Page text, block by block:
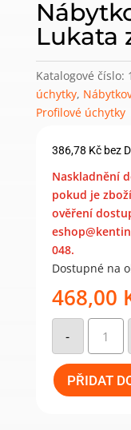
Lukata
Katalogové číslo:
úchytky,
Profilové úchytky
386,78 Kč bez
Naskladnění
pokud je
ověření
048.
Dostupné na
468,00
- úchytka
Lukata
zlatá
600
mm
PŘIDAT